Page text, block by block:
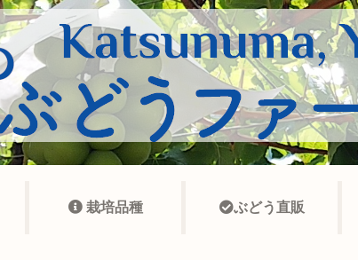
栽培品種 ぶどう直販